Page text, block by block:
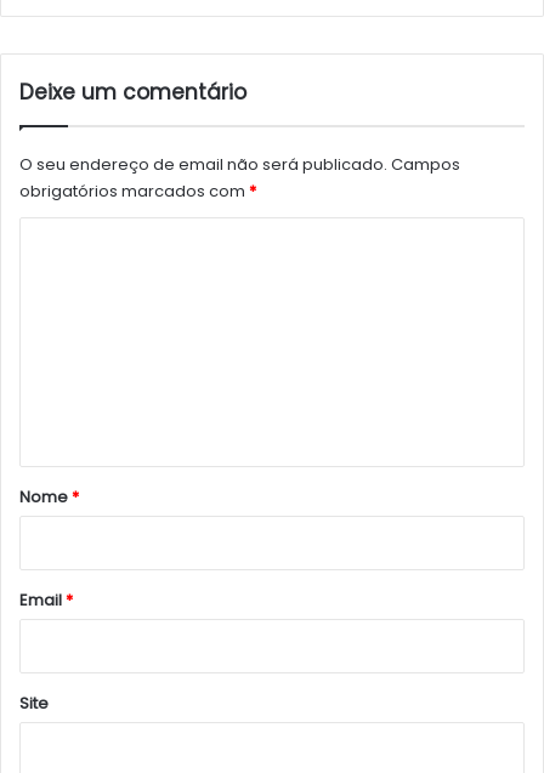
Deixe um comentário
O seu endereço de email não será publicado. Campos
obrigatórios marcados com *
r
*
Nome*
Email*
Site